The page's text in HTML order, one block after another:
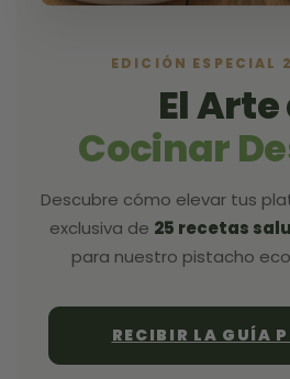
EDICIÓN
El Arte
Cocinar
Descubre cómo elevar tus
exclusiva de 25 recetas
para nuestro pistacho
RECIBIR LA GUÍA